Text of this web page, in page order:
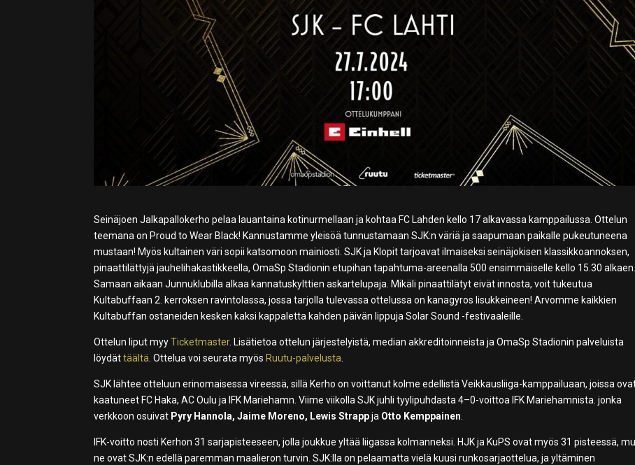
Seinäjoen Jalkapallokerho pelaa lauantaina kotinurmellaan ja kohtaa FC Lahden kello 17 alkavassa kamppailussa. Ottelun
teemana on Proud to Wear Black! Kannustamme yleisöä tunnustamaan SJK:n väriä ja saapumaan paikalle pukeutuneena
mustaan! Myös kultainen väri sopii katsomoon mainiosti. SJK ja Klopit tarjoavat ilmaiseksi seinäjokisen klassikkoannoksen,
pinaattilättyjä jauhelihakastikkeella, OmaSp Stadionin etupihan tapahtuma-areenalla 500 ensimmäiselle kello 15.30 alkaen.
Samaan aikaan Junnuklubilla alkaa kannatuskylttien askartelupaja. Mikäli pinaattilätyt eivät innosta, voit tukeutua
Kultabuffaan 2. kerroksen ravintolassa, jossa tarjolla tulevassa ottelussa on kanagyros lisukkeineen! Arvomme kaikkien
Kultabuffan ostaneiden kesken kaksi kappaletta kahden päivän lippuja Solar Sound -festivaaleille.
Ottelun liput myyTicketmaster. Lisätietoa ottelun järjestelyistä, median akkreditoinneista ja OmaSp Stadionin palveluista
löydättäältä. Ottelua voi seurata myös Ruutu-palvelusta.
SJK lähtee otteluun erinomaisessa vireessä, sillä Kerho on voittanut kolme edellistä Veikkausliiga-kamppailuaan, joissa
kaatuneet FC Haka, AC Oulu ja IFK Mariehamn. Viime viikolla SJK juhli tyylipuhdasta 4–0-voittoa IFK Mariehamnista. jonka
verkkoon osuivat Pyry Hannola, Jaime Moreno, Lewis Strappja Otto Kemppainen.
IFK-voitto nosti Kerhon 31 sarjapisteeseen, jolla joukkue yltää liigassa kolmanneksi. HJK ja KuPS ovat myös 31 pisteessä,
ne ovat SJK:n edellä paremman maalieron turvin. SJK:lla on pelaamatta vielä kuusi runkosarjaottelua, ja yltäminen